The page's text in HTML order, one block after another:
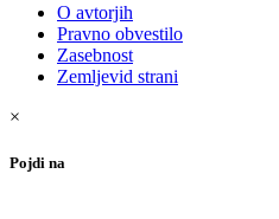
O avtorjih
Pravno obvestilo
Zasebnost
Zemljevid strani
×
Pojdi na